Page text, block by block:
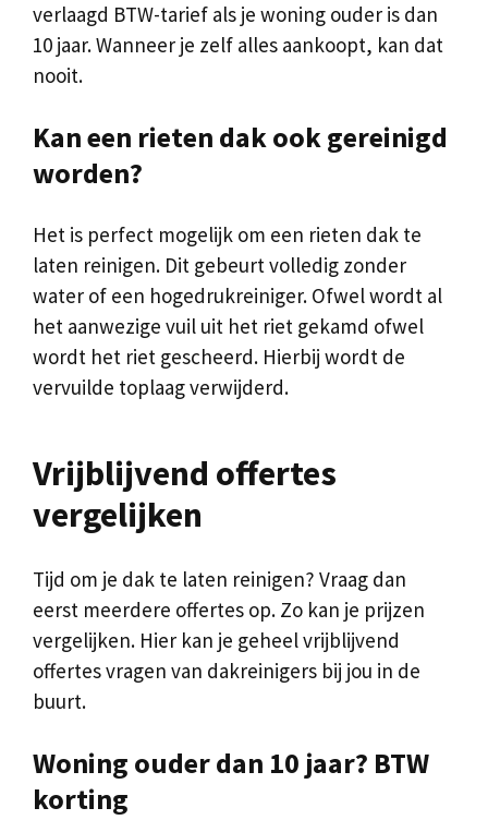
verlaagd BTW-tarief als je woning ouder is dan
10 jaar. Wanneer je zelf alles aankoopt, kan dat
nooit.
Kan een rieten dak ook gereinigd
worden?
Het is perfect mogelijk om een rieten dak te
laten reinigen. Dit gebeurt volledig zonder
water of een hogedrukreiniger. Ofwel wordt al
het aanwezige vuil uit het riet gekamd ofwel
wordt het riet gescheerd. Hierbij wordt de
vervuilde toplaag verwijderd.
Vrijblijvend offertes
vergelijken
Tijd om je dak te laten reinigen? Vraag dan
eerst meerdere offertes op. Zo kan je prijzen
vergelijken. Hier kan je geheel vrijblijvend
offertes vragen van dakreinigers bij jou in de
buurt.
Woning ouder dan 10 jaar? BTW
korting